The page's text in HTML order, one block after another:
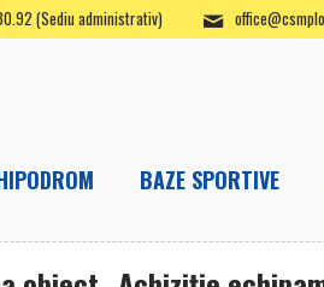
(Sediu administrativ)
BAZE SPORTIVE